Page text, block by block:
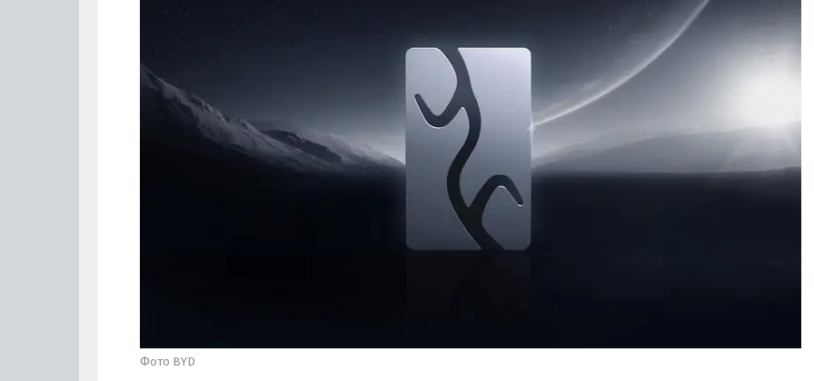
Фото BYD